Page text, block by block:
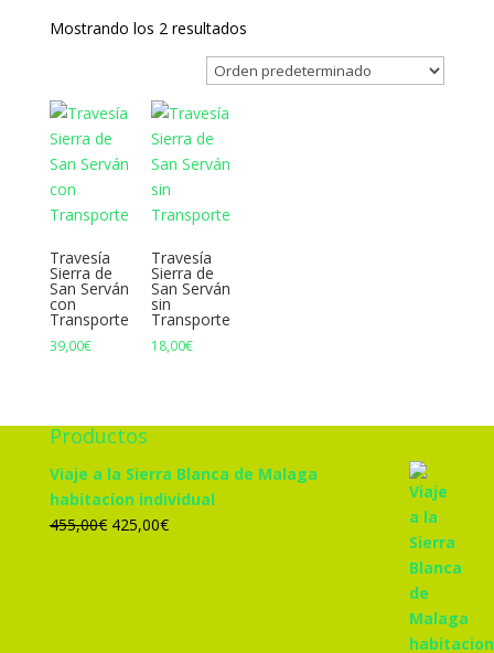
Mostrando los 2 resultados
Travesía
Sierra de
San Serván
con
Transporte
39,00€
Travesía
Sierra de
San Serván
sin
Transporte
18,00€
Productos
Viaje a la Sierra Blanca de Malaga
habitacion individual
455,00€ El
425,00€El